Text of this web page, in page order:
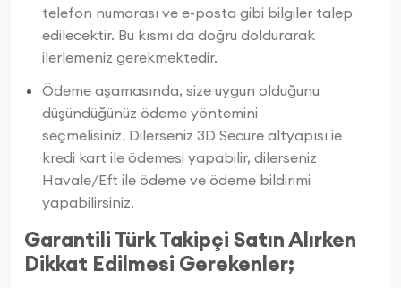
telefon numarası ve e-posta gibi bilgiler talep
edilecektir. Bu kısmı da doğru doldurarak
ilerlemeniz gerekmektedir.
Ödeme aşamasında, size uygun olduğunu
düşündüğünüz ödeme yöntemini
seçmelisiniz. Dilerseniz 3D Secure altyapısı ie
kredi kart ile ödemesi yapabilir, dilerseniz
Havale/Eft ile ödeme ve ödeme bildirimi
yapabilirsiniz.
Garantili Türk Takipçi Satın Alırken
Dikkat Edilmesi Gerekenler;